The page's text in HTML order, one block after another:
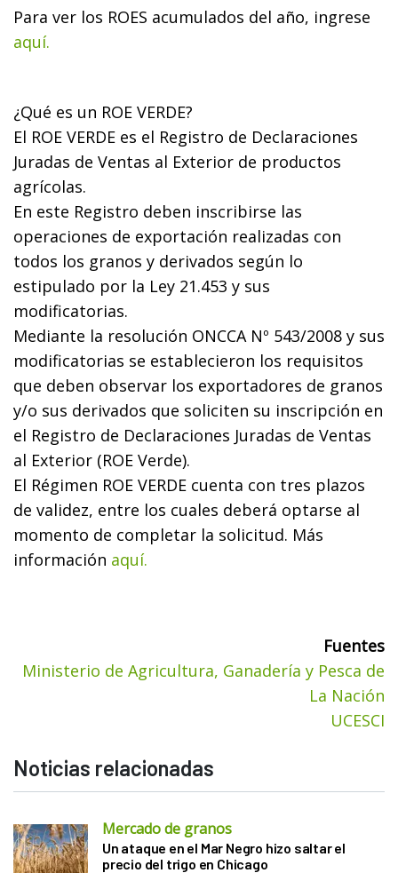
Para ver los ROES acumulados del año, ingrese
aquí.
¿Qué es un ROE VERDE?
El ROE VERDE es el Registro de Declaraciones
Juradas de Ventas al Exterior de productos
agrícolas.
En este Registro deben inscribirse las
operaciones de exportación realizadas con
todos los granos y derivados según lo
estipulado por la Ley 21.453 y sus
modificatorias.
Mediante la resolución ONCCA Nº 543/2008 y sus
modificatorias se establecieron los requisitos
que deben observar los exportadores de granos
y/o sus derivados que soliciten su inscripción en
el Registro de Declaraciones Juradas de Ventas
al Exterior (ROE Verde).
El Régimen ROE VERDE cuenta con tres plazos
de validez, entre los cuales deberá optarse al
momento de completar la solicitud. Más
información aquí.
Fuentes
Ministerio de Agricultura, Ganadería y Pesca de
La Nación
UCESCI
Noticias relacionadas
Mercado de granos
Un ataque en el Mar Negro hizo saltar el
precio del trigo en Chicago